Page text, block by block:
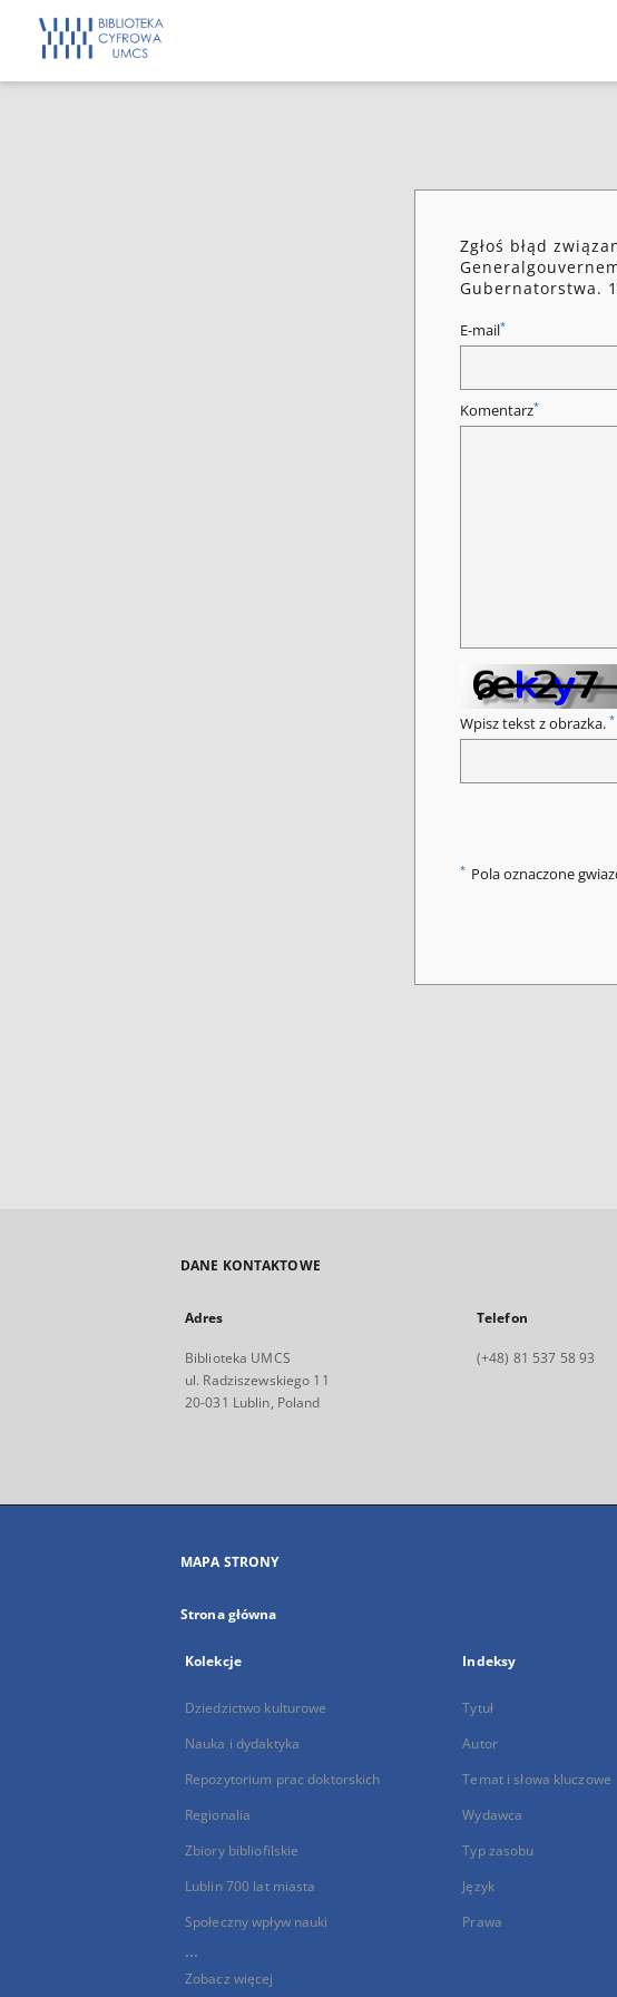
Zgłoś błąd
Gubernatorstwa.
E-mail*
Komentarz*
Wpisz tekst z obrazka. *
* Pola oznaczone
DANE KONTAKTOWE
Adres
Biblioteka UMCS
ul. Radziszewskiego 11
20-031 Lublin, Poland
Telefon
(+48) 81 537 58 93
MAPA STRONY
Strona główna
Kolekcje
Dziedzictwo kulturowe
Nauka i dydaktyka
Repozytorium prac doktorskich
Regionalia
Zbiory bibliofilskie
Lublin 700 lat miasta
Społeczny wpływ nauki
...
Zobacz więcej
Indeksy
Tytuł
Autor
Temat i słowa kluczowe
Wydawca
Typ zasobu
Język
Prawa